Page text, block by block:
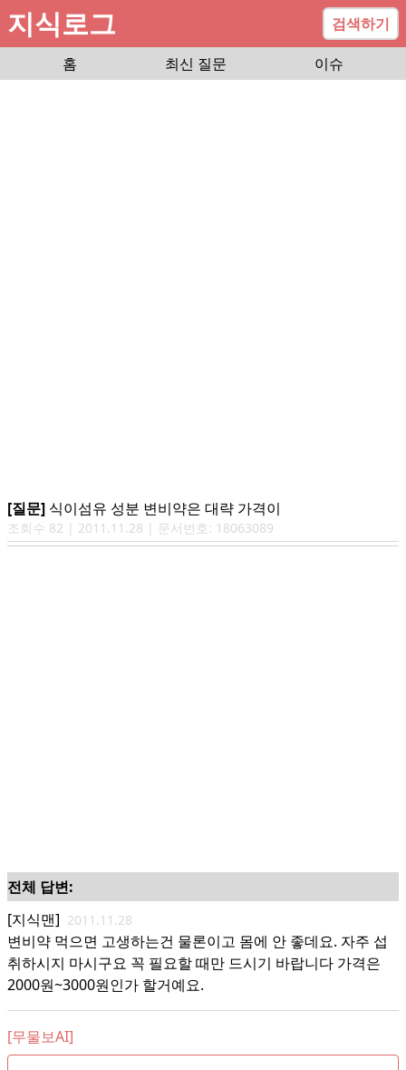
지식로그
검색하기
홈
최신 질문 이슈
[질문] 식이섬유 성분 변비약은 대략 가격이
조회수 82 | 2011.11.28 | 문서번호: 18063089
전체 답변:
[지식맨] 2011.11.28
변비약 먹으면 고생하는건 물론이고 몸에 안 좋데요. 자주 섭
취하시지 마시구요 꼭 필요할 때만 드시기 바랍니다 가격은
2000원~3000원인가 할거예요.
[무물보AI]